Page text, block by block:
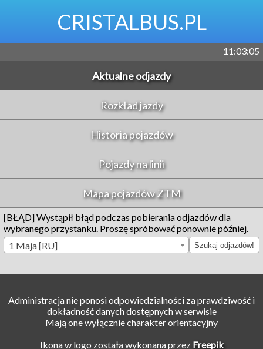
CRISTALBUS.PL
11:03:05
Aktualne odjazdy
Rozkład jazdy
Historia pojazdów
Pojazdy na linii
Mapa pojazdów ZTM
[BŁĄD] Wystąpił błąd podczas pobierania odjazdów dla
wybranego przystanku. Proszę spróbować ponownie później.
1 Maja [RU]
Szukaj odjazdów!
Administracja nie ponosi odpowiedzialności za prawdziwość i
dokładność danych dostępnych w serwisie
Mają one wyłącznie charakter orientacyjny
Ikona w logo została wykonana przez Freepik